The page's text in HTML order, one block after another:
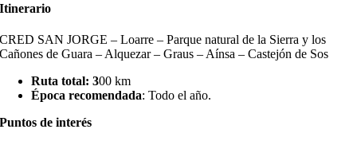
Itinerario
CRED SAN JORGE – Loarre – Parque natural de la Sierra y los
Cañones de Guara – Alquezar – Graus – Aínsa – Castejón de Sos
Ruta total: 300 km
Época recomendada: Todo el año.
Puntos de interés